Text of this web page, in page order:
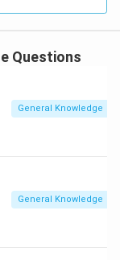
Questions
General Knowledge
General Knowledge